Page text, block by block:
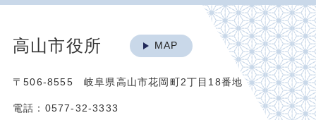
高山市役所 MAP
〒506-8555 岐阜県高山市花岡町2丁目18番地
電話：0577-32-3333